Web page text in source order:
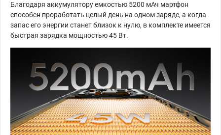
Благодаря аккумулятору емкостью 5200 мАч мартфон
способен проработать целый день на одном заряде, а когда
запас его энергии станет близок к нулю, в комплекте имеется
быстрая зарядка мощностью 45 Вт.